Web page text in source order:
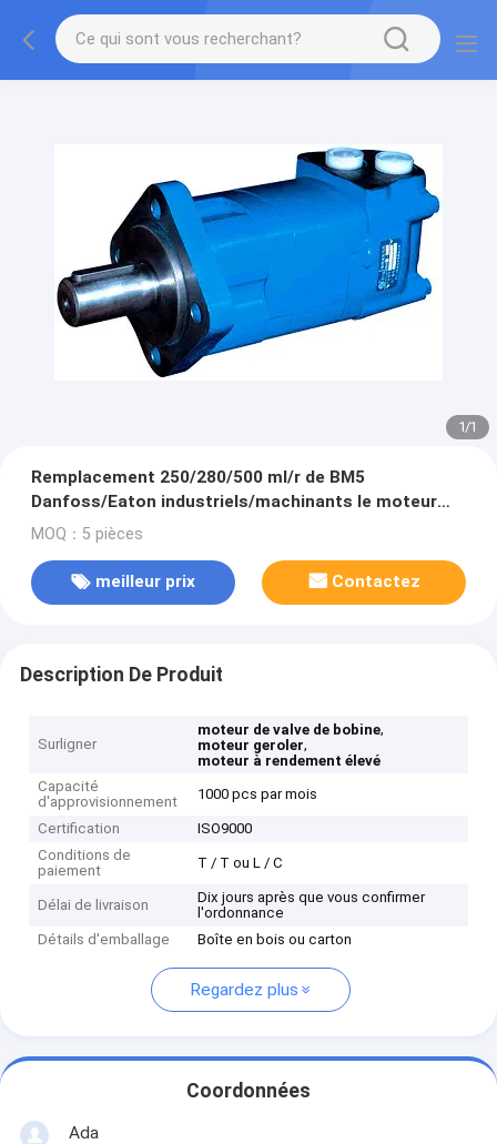
1/1
Remplacement 250/280/500 ml/r de BM5
Danfoss/Eaton industriels/machinants le moteur
hydraulique BM5 d'orbite de Geroler
MOQ：5 pièces
meilleur prix Contactez
Description De Produit
Surligner
moteur de valve de bobine,
moteur geroler,
moteur à rendement élevé
Capacité
d'approvisionnement
1000 pcs par mois
Certification
ISO9000
Conditions de
paiement
T / T ou L / C
Délai de livraison
Dix jours après que vous confirmer
l'ordonnance
Détails d'emballage
Boîte en bois ou carton
Regardez plus
Coordonnées
Ada